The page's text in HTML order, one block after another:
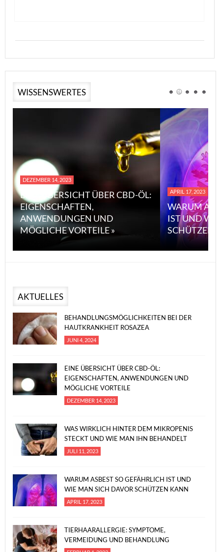
WISSENSWERTES
DEZEMBER 14, 2023
EINE ÜBERSICHT ÜBER CBD-ÖL:
EIGENSCHAFTEN,
ANWENDUNGEN UND
MÖGLICHE VORTEILE »
APRIL 17, 2023
WARUM
IST UND
SCHÜTZEN
AKTUELLES
BEHANDLUNGSMÖGLICHKEITEN BEI DER
HAUTKRANKHEIT ROSAZEA
JUNI 4, 2024
EINE ÜBERSICHT ÜBER CBD-ÖL:
EIGENSCHAFTEN, ANWENDUNGEN UND
MÖGLICHE VORTEILE
DEZEMBER 14, 2023
WAS WIRKLICH HINTER DEM MIKROPENIS
STECKT UND WIE MAN IHN BEHANDELT
JULI 11, 2023
WARUM ASBEST SO GEFÄHRLICH IST UND
WIE MAN SICH DAVOR SCHÜTZEN KANN
APRIL 17, 2023
TIERHAARALLERGIE: SYMPTOME,
VERMEIDUNG UND BEHANDLUNG